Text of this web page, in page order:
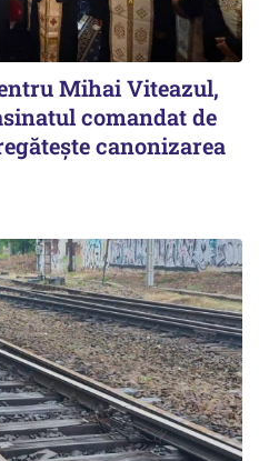
Mihai Viteazul,
comandat de
canonizarea